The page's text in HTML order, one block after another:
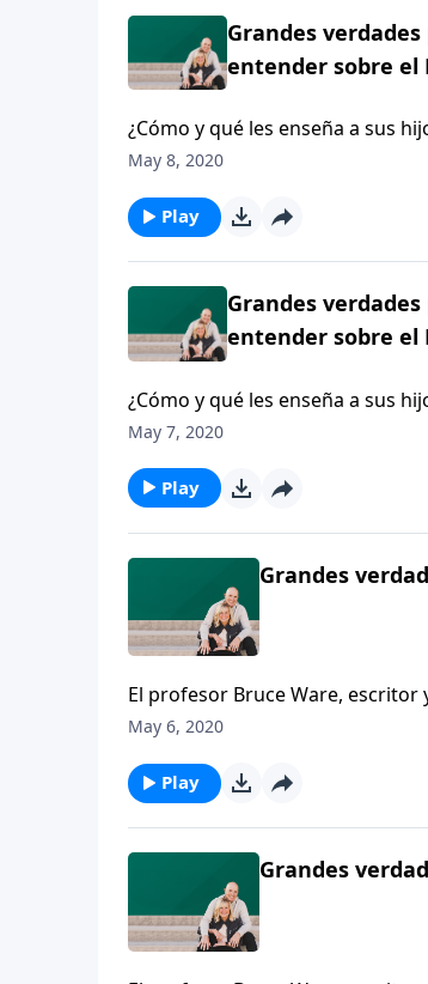
Grandes
entender sobre el
¿Cómo y qué les enseña a sus
a los padres para que les
May 8, 2020
Play
Grandes
entender sobre el
¿Cómo y qué les enseña a sus
a los padres para que les
May 7, 2020
Play
Grandes
El profesor Bruce Ware,
padres a usar la maravillosa
May 6, 2020
Play
Grandes